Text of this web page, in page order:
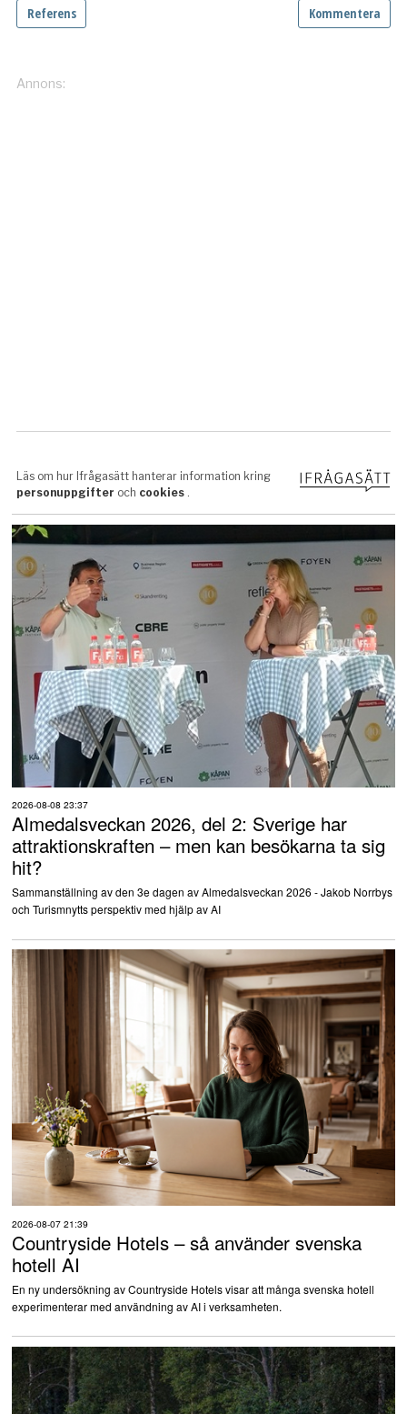
2026-08-08 23:37
Almedalsveckan 2026, del 2: Sverige har
attraktionskraften – men kan besökarna ta sig
hit?
Sammanställning av den 3e dagen av Almedalsveckan 2026 - Jakob Norrbys
och Turismnytts perspektiv med hjälp av AI
2026-08-07 21:39
Countryside Hotels – så använder svenska
hotell AI
En ny undersökning av Countryside Hotels visar att många svenska hotell
experimenterar med användning av AI i verksamheten.